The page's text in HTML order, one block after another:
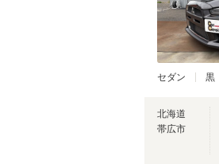
セダン 黒
北海道
帯広市